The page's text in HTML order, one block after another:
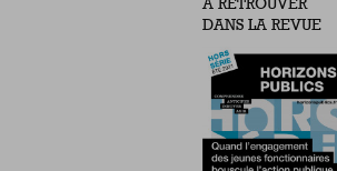
À RETROUVER
DANS LA REVUE